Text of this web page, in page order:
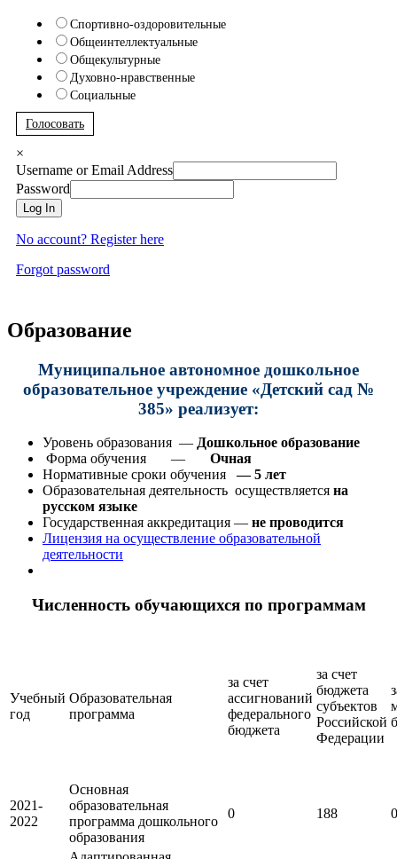
Спортивно-оздоровительные
Общеинтеллектуальные
Общекультурные
Духовно-нравственные
Социальные
Голосовать
×
Username or Email Address
Password
Log In
No account? Register here
Forgot password
Образование
Муниципальное автономное дошкольное
образовательное учреждение «Детский сад №
385» реализует:
Уровень образования — Дошкольное образование
Форма обучения —
Очная
Нормативные сроки обучения— 5 лет
Образовательная деятельность осуществляется на
русском языке
Государственная аккредитация — не проводится
Лицензия на осуществление образовательной
деятельности
Численность обучающихся по программам
Учебный
год
Образовательная
программа
за счет
ассигнований
федерального
бюджета
за счет
бюджета
субъектов
Российской
Федерации
2021-
2022
Основная
образовательная
программа дошкольного
образования
0 188 0